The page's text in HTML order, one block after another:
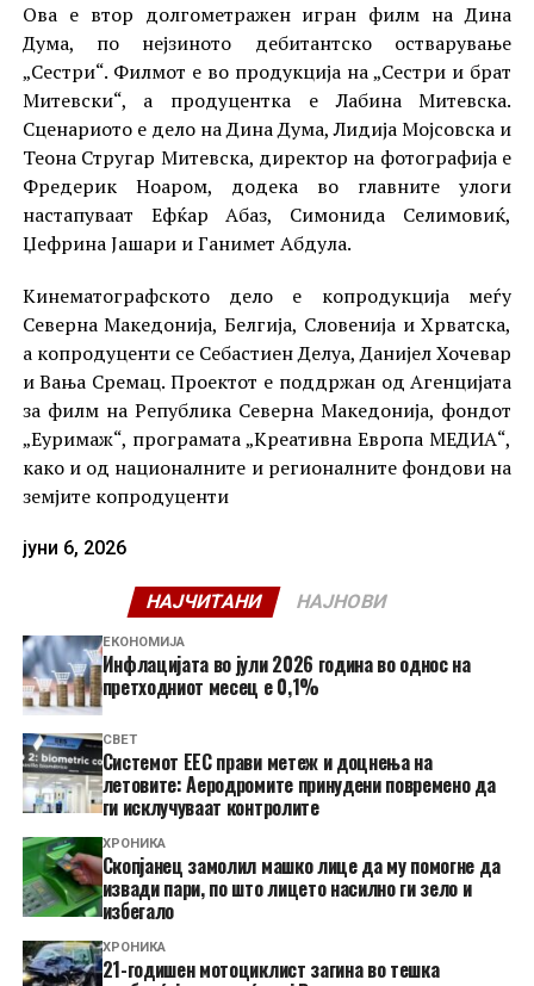
Ова е втор долгометражен игран филм на Дина
Дума, по нејзиното дебитантско остварување
„Сестри“. Филмот е во продукција на „Сестри и брат
Митевски“, а продуцентка е Лабина Митевска.
Сценариото е дело на Дина Дума, Лидија Мојсовска и
Теона Стругар Митевска, директор на фотографија е
Фредерик Ноаром, додека во главните улоги
настапуваат Ефќар Абаз, Симонида Селимовиќ,
Џефрина Јашари и Ганимет Абдула.
Кинематографското дело е копродукција меѓу
Северна Македонија, Белгија, Словенија и Хрватска,
а копродуценти се Себастиен Делуа, Данијел Хочевар
и Вања Сремац. Проектот е поддржан од Агенцијата
за филм на Република Северна Македонија, фондот
„Еуримаж“, програмата „Креативна Европа МЕДИА“,
како и од националните и регионалните фондови на
земјите копродуценти
јуни 6, 2026
НАЈЧИТАНИ НАЈНОВИ
ЕКОНОМИЈА
Инфлацијата во јули 2026 година во однос на
претходниот месец е 0,1%
СВЕТ
Системот ЕЕС прави метеж и доцнења на
летовите: Аеродромите принудени повремено да
ги исклучуваат контролите
ХРОНИКА
Скопјанец замолил машко лице да му помогне да
извади пари, по што лицето насилно ги зело и
избегало
ХРОНИКА
21-годишен мотоциклист загина во тешка